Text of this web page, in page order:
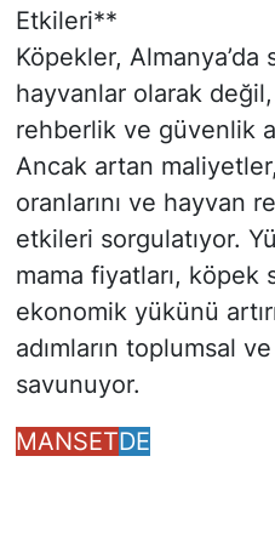
Etkileri**
Köpekler, Almanya’da
hayvanlar olarak değil,
rehberlik ve güvenlik
Ancak artan
oranlarını ve hayvan
etkileri sorgulatıyor.
mama fiyatları, köpek
ekonomik yükünü
adımların toplumsal
savunuyor.
MANSETDE